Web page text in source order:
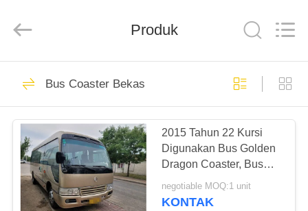
RUMAH
PRODUK
TENTANG
KAMI
LTD..
Bus Coaster Bekas
160
Produk
Bus Coaster Bekas
2015 Tahun 22 Kursi
Digunakan Bus Golden
Dragon Coaster, Bus
Coaster Bus Mini Bekas
86kw Dengan Kursi
negotiable MOQ:1 unit
KONTAK